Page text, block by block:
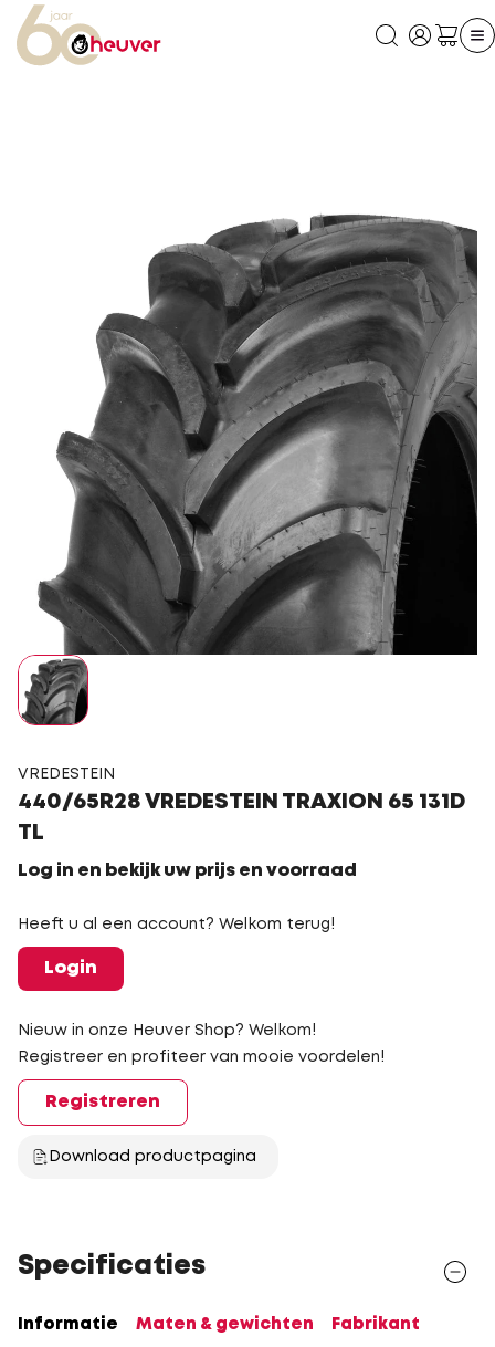
VREDESTEIN
440/65R28 VREDESTEIN TRAXION 65 131D
TL
Log in en bekijk uw prijs en voorraad
Heeft u al een account? Welkom terug!
Login
Nieuw in onze Heuver Shop? Welkom!
Registreer en profiteer van mooie voordelen!
Registreren
Download productpagina
Specificaties
Informatie Maten & gewichten Fabrikant